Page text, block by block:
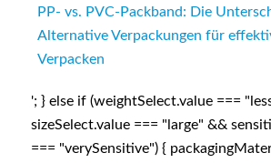
PP- vs. PVC-Packband: Die
Alternative Verpackungen für
Verpacken
'; } else if (weightSelect.value ===
sizeSelect.value === "large" &&
=== "verySensitive") {